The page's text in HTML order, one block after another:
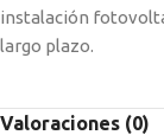
instalación
largo plazo.
Valoraciones (0)